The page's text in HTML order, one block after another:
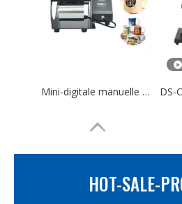
Mini-digitale manuelle Transferpresse für Tassen und Tassen, Sublimations-Heißpresse
HOT-SALE-